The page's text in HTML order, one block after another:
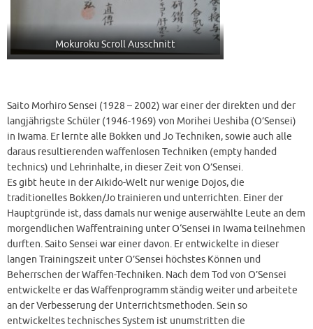
Mokuroku Scroll Ausschnitt
Saito Morhiro Sensei (1928 – 2002) war einer der direkten und der
langjährigste Schüler (1946-1969) von Morihei Ueshiba (O’Sensei)
in Iwama. Er lernte alle Bokken und Jo Techniken, sowie auch alle
daraus resultierenden waffenlosen Techniken (empty handed
technics) und Lehrinhalte, in dieser Zeit von O’Sensei.
Es gibt heute in der Aikido-Welt nur wenige Dojos, die
traditionelles Bokken/Jo trainieren und unterrichten. Einer der
Hauptgründe ist, dass damals nur wenige auserwählte Leute an dem
morgendlichen Waffentraining unter O‘Sensei in Iwama teilnehmen
durften. Saito Sensei war einer davon. Er entwickelte in dieser
langen Trainingszeit unter O’Sensei höchstes Können und
Beherrschen der Waffen-Techniken. Nach dem Tod von O’Sensei
entwickelte er das Waffenprogramm ständig weiter und arbeitete
an der Verbesserung der Unterrichtsmethoden. Sein so
entwickeltes technisches System ist unumstritten die